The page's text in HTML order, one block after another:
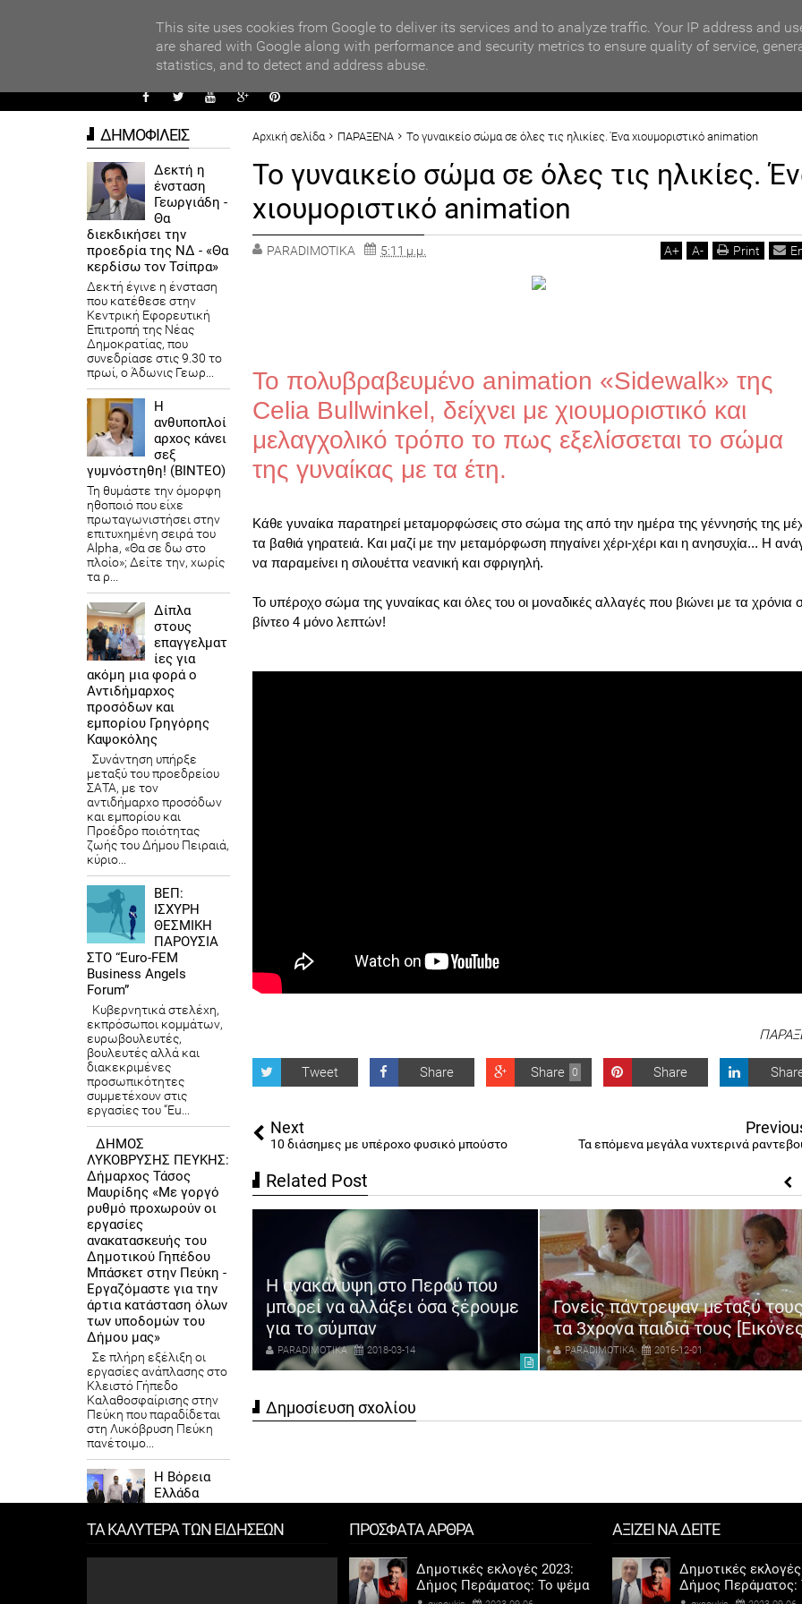
ΑΥΤΟΔΙΟΙΚΗΣΗ
Αρχική σελίδα ΠΑΡΑΞΕΝΑ To γυναικείο σώμα σε όλες τις ηλικίες. Ένα χιουμοριστικό animation
To γυναικείο σώμα σε όλες τις ηλικίες.
χιουμοριστικό animation
PARADIMOTIKA 5:11 μ.μ. A+ A- Print
Το πολυβραβευμένο animation «Sidewalk» της
Celia Bullwinkel, δείχνει με χιουμοριστικό και
μελαγχολικό τρόπο το πως εξελίσσεται το σώμα
της γυναίκας με τα έτη.
Κάθε γυναίκα παρατηρεί μεταμορφώσεις στο σώμα της από την ημέρα της γέννησής της
τα βαθιά γηρατειά. Και μαζί με την μεταμόρφωση πηγαίνει χέρι-χέρι και η ανησυχία... Η
να παραμείνει η σιλουέττα νεανική και σφριγηλή.
Το υπέροχο σώμα της γυναίκας και όλες του οι μοναδικές αλλαγές που βιώνει με τα χρόνια
βίντεο 4 μόνο λεπτών!
Tweet Share 0
Share Share
Next
10 διάσημες με υπέροχο φυσικό μπούστο Τα επόμενα μεγάλα νυχτερινά
Related Post
τα πρώτα 100
αυτοκίνητα
2018-03-15
Η ανακάλυψη στο Περού που
μπορεί να αλλάξει όσα ξέρουμε
για το σύμπαν
PARADIMOTIKA 2018-03-14
Γονείς πάντρεψαν μεταξύ
τα 3χρονα παιδιά τους
PARADIMOTIKA 2016-12-01
Δημοσίευση σχολίου
ΔΗΜΟΦΙΛΕΙΣ
Δεκτή η
ένσταση
Γεωργιάδη -
Θα
διεκδικήσει την
προεδρία της ΝΔ - «Θα
κερδίσω τον Τσίπρα»
Δεκτή έγινε η ένσταση
που κατέθεσε στην
Κεντρική Εφορευτική
Επιτροπή της Νέας
Δημοκρατίας, που
συνεδρίασε στις 9.30 το
πρωί, ο Άδωνις Γεωρ...
Η
ανθυποπλοί
αρχος κάνει
σεξ
γυμνόστηθη! (ΒΙΝΤΕΟ)
Τη θυμάστε την όμορφη
ηθοποιό που είχε
πρωταγωνιστήσει στην
επιτυχημένη σειρά του
Alpha, «Θα σε δω στο
πλοίο»; Δείτε την, χωρίς
τα ρ...
Δίπλα
στους
επαγγελματ
ίες για
ακόμη μια φορά ο
Αντιδήμαρχος
προσόδων και
εμπορίου Γρηγόρης
Καψοκόλης
Συνάντηση υπήρξε
μεταξύ του προεδρείου
ΣΑΤΑ, με τον
αντιδήμαρχο προσόδων
και εμπορίου και
Προέδρο ποιότητας
ζωής του Δήμου Πειραιά,
κύριο...
ΒΕΠ:
ΙΣΧΥΡΗ
ΘΕΣΜΙΚΗ
ΠΑΡΟΥΣΙΑ
ΣΤΟ “Euro-FEM
Business Angels
Forum”
Κυβερνητικά στελέχη,
εκπρόσωποι κομμάτων,
ευρωβουλευτές,
βουλευτές αλλά και
διακεκριμένες
προσωπικότητες
συμμετέχουν στις
εργασίες του “Eu...
ΔΗΜΟΣ
ΛΥΚΟΒΡΥΣΗΣ ΠΕΥΚΗΣ:
Δήμαρχος Τάσος
Μαυρίδης «Με γοργό
ρυθμό προχωρούν οι
εργασίες
ανακατασκευής του
Δημοτικού Γηπέδου
Μπάσκετ στην Πεύκη -
Εργαζόμαστε για την
άρτια κατάσταση όλων
των υποδομών του
Δήμου μας»
Σε πλήρη εξέλιξη οι
εργασίες ανάπλασης στο
Κλειστό Γήπεδο
Καλαθοσφαίρισης στην
Πεύκη που παραδίδεται
στη Λυκόβρυση Πεύκη
πανέτοιμο...
Η Βόρεια
Ελλάδα
των
υποδομής με χιλιάδες
ΤΑ ΚΑΛΥΤΕΡΑ ΤΩΝ ΕΙΔΗΣΕΩΝ ΠΡΟΣΦΑΤΑ ΑΡΘΡΑ
Δημοτικές εκλογές 2023:
Δήμος Περάματος: Το ψέμα
ΑΞΙΖΕΙ ΝΑ ΔΕΙΤΕ
Δημοτικές
Δήμος Περάματος:
This site uses cookies from Google to deliver its services and to analyze traffic. Your IP address and
are shared with Google along with performance and security metrics to ensure quality of service,
statistics, and to detect and address abuse.